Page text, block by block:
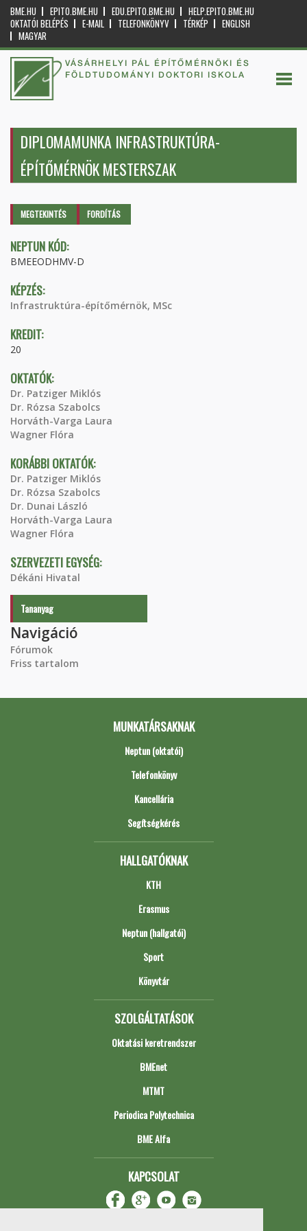
BME.HU EPITO.BME.HU EDU.EPITO.BME.HU
HELP.EPITO.BME.HU
OKTATÓI BELÉPÉS
E-MAIL TELEFONKÖNYV TÉRKÉP
ENGLISH
MAGYAR
VÁSÁRHELYI PÁL ÉPÍTŐMÉRNÖKI ÉS
FÖLDTUDOMÁNYI DOKTORI ISKOLA
DIPLOMAMUNKA INFRASTRUKTÚRA-
ÉPÍTŐMÉRNÖK MESTERSZAK
Elsődleges fülek
MEGTEKINTÉS (AKTÍVFORDÍTÁS
NEPTUN KÓD:
BMEEODHMV-D
KÉPZÉS:
Infrastruktúra-építőmérnök, MSc
KREDIT:
20
OKTATÓK:
Dr. Patziger Miklós
Dr. Rózsa Szabolcs
Horváth-Varga Laura
Wagner Flóra
KORÁBBI OKTATÓK:
Dr. Patziger Miklós
Dr. Rózsa Szabolcs
Dr. Dunai László
Horváth-Varga Laura
Wagner Flóra
SZERVEZETI EGYSÉG:
Dékáni Hivatal
Tananyag
Navigáció
Fórumok
Friss tartalom
MUNKATÁRSAKNAK
Neptun (oktatói)
Telefonkönyv
Kancellária
Segítségkérés
HALLGATÓKNAK
KTH
Erasmus
Neptun (hallgatói)
Sport
Könyvtár
SZOLGÁLTATÁSOK
Oktatási keretrendszer
BMEnet
MTMT
Periodica Polytechnica
BME Alfa
KAPCSOLAT